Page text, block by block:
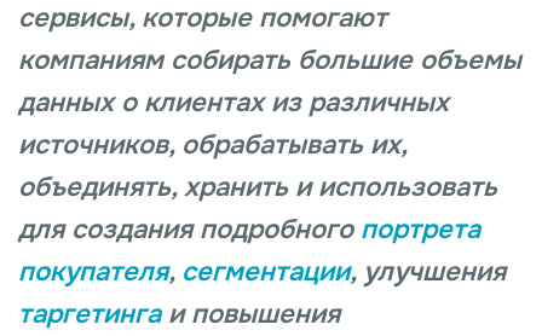
сервисы, которые помогают
компаниям собирать большие объемы
данных о клиентах из различных
источников, обрабатывать их,
объединять, хранить и использовать
для создания подробного портрета
покупателя, сегментации, улучшения
таргетинга и повышения